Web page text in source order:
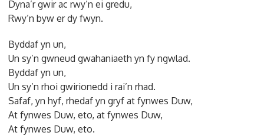
Dyna’r gwir ac rwy’n ei gredu,
Rwy’n byw er dy fwyn.
Byddaf yn un,
Un sy’n gwneud gwahaniaeth yn fy ngwlad.
Byddaf yn un,
Un sy’n rhoi gwirionedd i rai’n rhad.
Safaf, yn hyf, rhedaf yn gryf at fynwes Duw,
At fynwes Duw, eto, at fynwes Duw,
At fynwes Duw, eto.